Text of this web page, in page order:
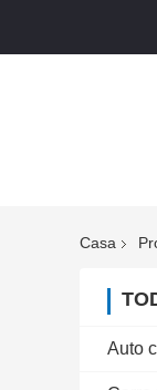
Casa
Auto